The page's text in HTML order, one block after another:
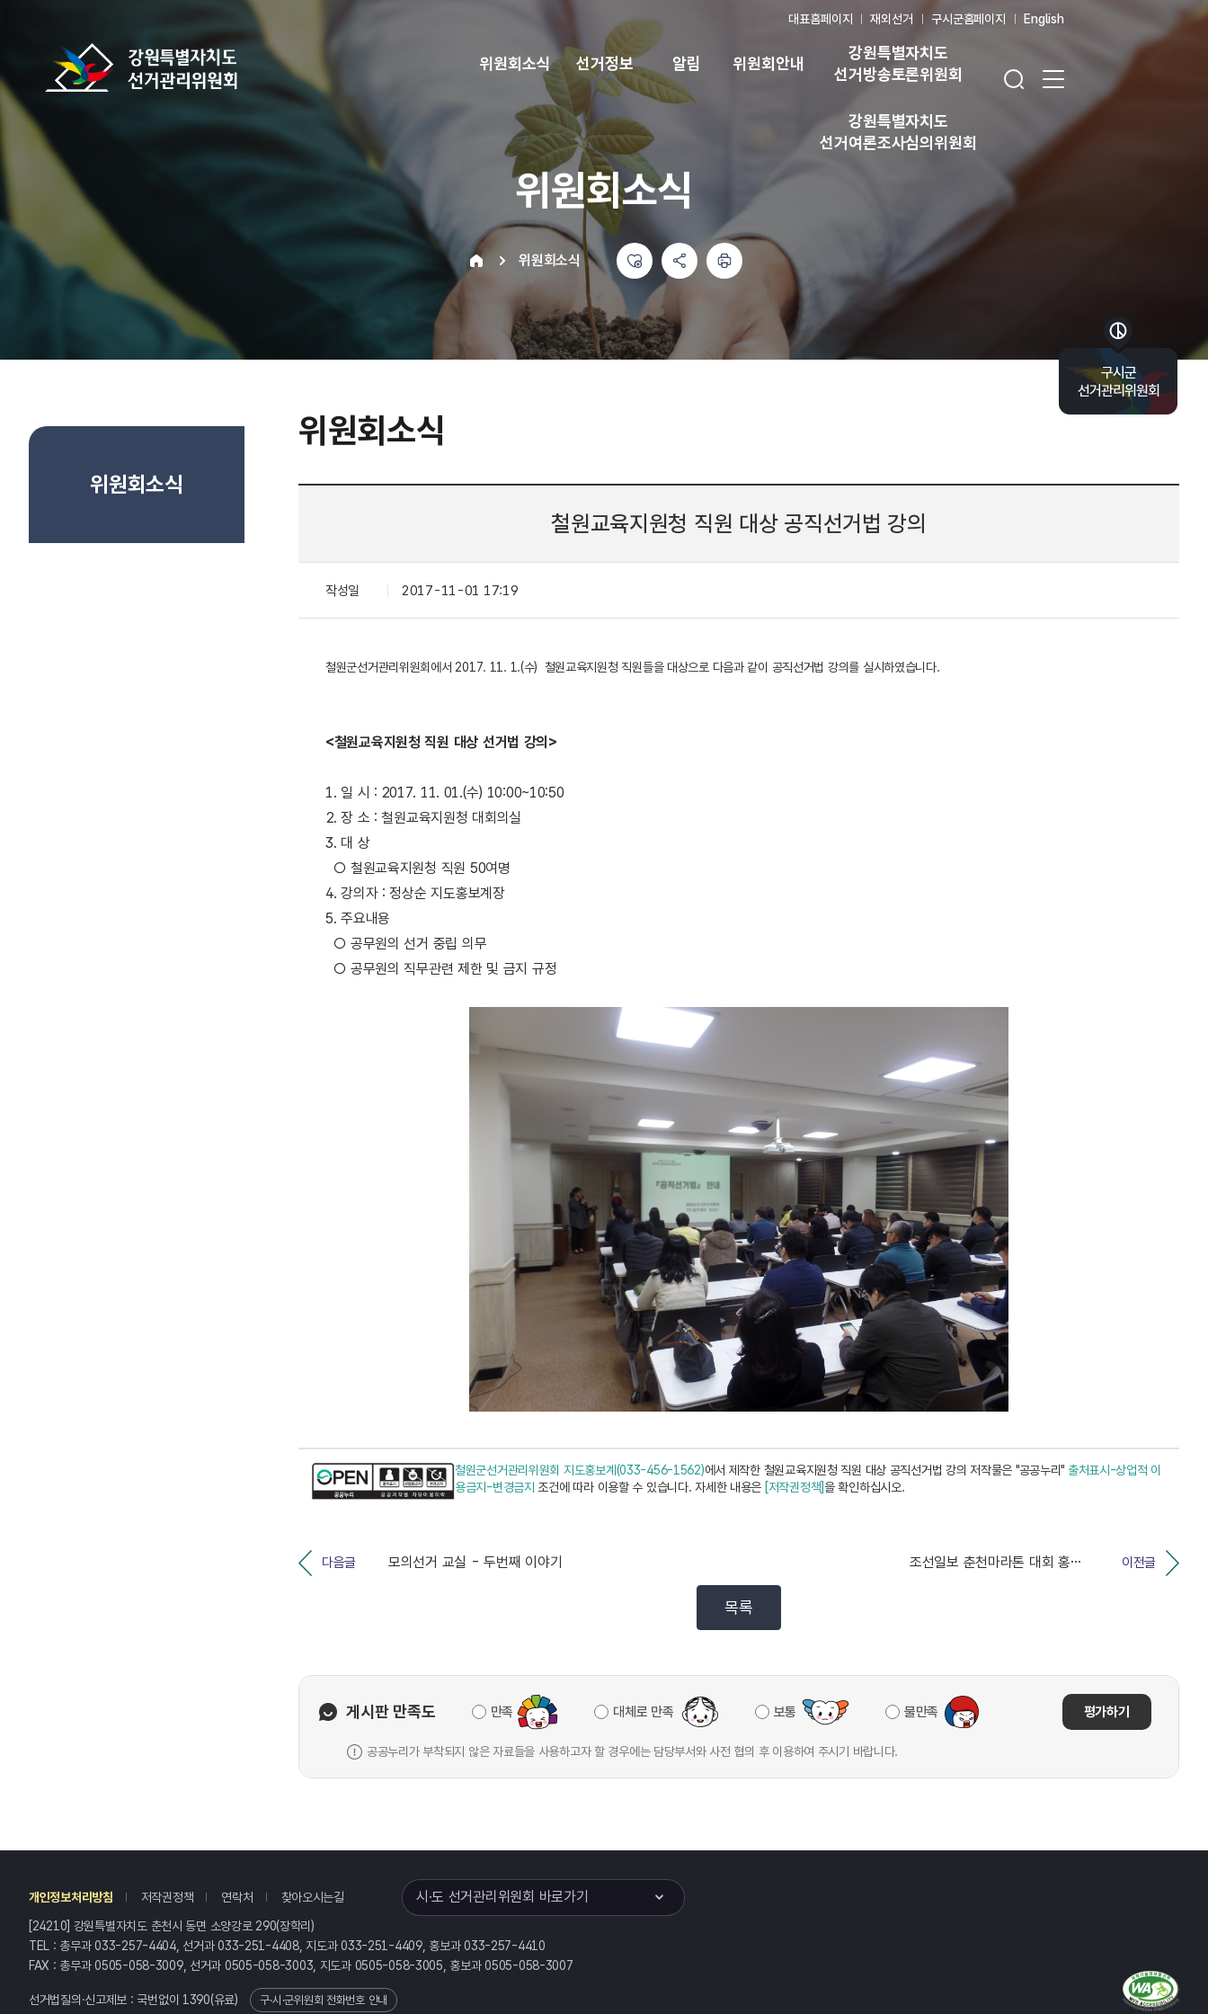
대표홈페이지 재외선거 구시군홈페이지 English
위원회소식 선거정보 알림 위원회안내
강원특별자치도
선거방송토론위원회
강원특별자치도
선거여론조사심의위원회
위원회소식
위원회소식
위원회소식
위원회소식
철원교육지원청 직원 대상 공직선거법 강의
작성일 2017-11-01 17:19
철원군선거관리위원회에서 2017. 11. 1.(수) 철원교육지원청 직원들을 대상으로 다음과 같이 공직선거법 강의를 실시하였습니다.
<철원교육지원청 직원 대상 선거법 강의>
1. 일 시 : 2017. 11. 01.(수) 10:00~10:50
2. 장 소 : 철원교육지원청 대회의실
3. 대 상
○ 철원교육지원청 직원 50여명
4. 강의자 : 정상순 지도홍보계장
5. 주요내용
○ 공무원의 선거 중립 의무
○ 공무원의 직무관련 제한 및 금지 규정
철원군선거관리위원회 지도홍보계(033-456-1562)에서 제작한 철원교육지원청 직원 대상 공직선거법 강의 저작물은 "공공누리" 출처표시-상업적 이
용금지-변경금지 조건에 따라 이용할 수 있습니다. 자세한 내용은 [저작권정책]을 확인하십시오.
다음글 모의선거 교실 - 두번째 이야기 이전글
조선일보 춘천마라톤 대회 홍보 활동 실시
목록
게시판 만족도 만족 대체로 만족 보통 불만족 평가하기
공공누리가 부착되지 않은 자료들을 사용하고자 할 경우에는 담당부서와 사전 협의 후 이용하여 주시기 바랍니다.
구시군
선거관리위원회
바로가기 목록 열기
개인정보처리방침 저작권정책 연락처 찾아오시는길 시·도 선거관리위원회 바로가기
[24210] 강원특별자치도 춘천시 동면 소양강로 290(장학리)
TEL : 총무과 033-257-4404, 선거과 033-251-4408, 지도과 033-251-4409, 홍보과 033-257-4410
FAX : 총무과 0505-058-3009, 선거과 0505-058-3003, 지도과 0505-058-3005, 홍보과 0505-058-3007
선거법질의·신고제보 : 국번없이 1390(유료) 구·시·군위원회 전화번호 안내